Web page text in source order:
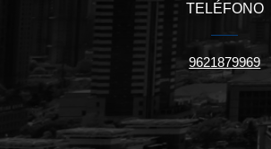
TELÉFONO
9621879969